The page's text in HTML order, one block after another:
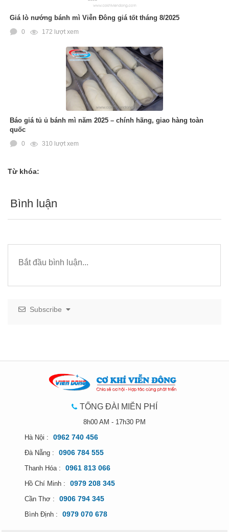
Giá lò nướng bánh mì Viễn Đông giá tốt tháng 8/2025
0 172 lượt xem
Báo giá tủ ủ bánh mì năm 2025 – chính hãng, giao hàng toàn
quốc
0 310 lượt xem
Từ khóa:
Bình luận
Subscribe
TỔNG ĐÀI MIỄN PHÍ
8h00 AM - 17h30 PM
Hà Nội :
0962 740 456
Đà Nẵng : 0906 784 555
Thanh Hóa : 0961 813 066
Hồ Chí Minh : 0979 208 345
Cần Thơ : 0906 794 345
Bình Định : 0979 070 678